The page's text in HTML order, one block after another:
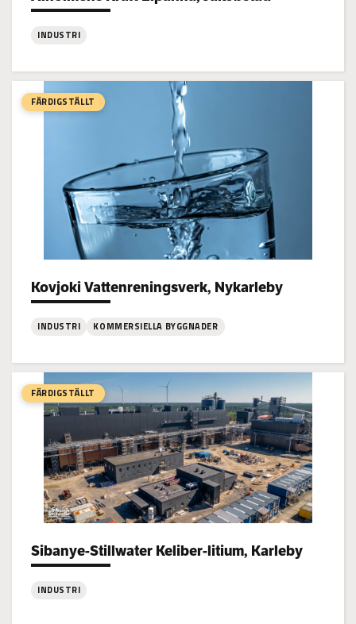
INDUSTRI
Alholmens
Kraft
Elpanna,
FÄRDIGSTÄLLT
Kovjoki Vattenreningsverk, Nykarleby
Project types:
INDUSTRI KOMMERSIELLA BYGGNADER
Kovjoki
Vattenreningsverk,
Nykarleby
FÄRDIGSTÄLLT
Sibanye-Stillwater Keliber-litium, Karleby
Project types:
INDUSTRI